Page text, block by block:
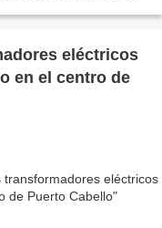
eléctricos
en el centro de